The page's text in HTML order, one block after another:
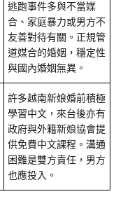
逃跑事件多與不當媒
合、家庭暴力或男方不
友善對待有關。正規管
道媒合的婚姻，穩定性
與國內婚姻無異。
許多越南新娘婚前積極
學習中文，來台後亦有
政府與外籍新娘協會提
供免費中文課程。溝通
困難是雙方責任，男方
也應投入。